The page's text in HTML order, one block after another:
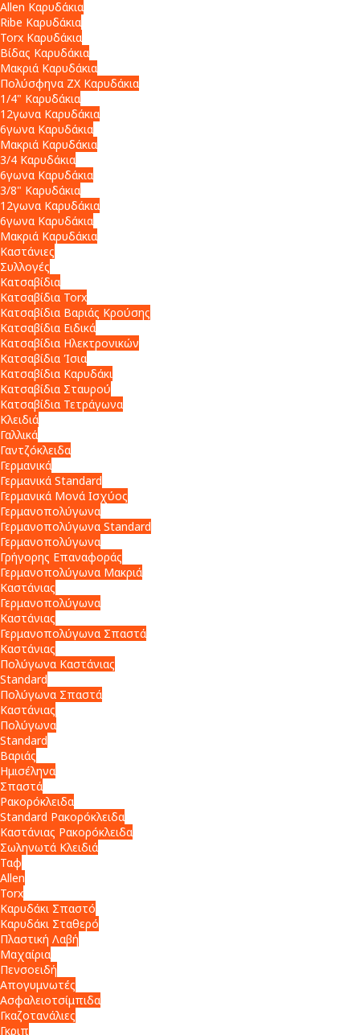
Allen Καρυδάκια
Ribe Καρυδάκια
Torx Καρυδάκια
Βίδας Καρυδάκια
Μακριά Καρυδάκια
Πολύσφηνα ZX Καρυδάκια
1/4" Καρυδάκια
12γωνα Καρυδάκια
6γωνα Καρυδάκια
Μακριά Καρυδάκια
3/4 Καρυδάκια
6γωνα Καρυδάκια
3/8" Καρυδάκια
12γωνα Καρυδάκια
6γωνα Καρυδάκια
Μακριά Καρυδάκια
Καστάνιες
Συλλογές
Κατσαβίδια
Κατσαβίδια Torx
Κατσαβίδια Βαριάς Κρούσης
Κατσαβίδια Ειδικά
Κατσαβίδια Ηλεκτρονικών
Κατσαβίδια Ίσια
Κατσαβίδια Καρυδάκι
Κατσαβίδια Σταυρού
Κατσαβίδια Τετράγωνα
Κλειδιά
Γαλλικά
Γαντζόκλειδα
Γερμανικά
Γερμανικά Standard
Γερμανικά Μονά Ισχύος
Γερμανοπολύγωνα
Γερμανοπολύγωνα Standard
Γερμανοπολύγωνα
Γρήγορης Επαναφοράς
Γερμανοπολύγωνα Μακριά
Καστάνιας
Γερμανοπολύγωνα
Καστάνιας
Γερμανοπολύγωνα Σπαστά
Καστάνιας
Πολύγωνα Καστάνιας
Standard
Πολύγωνα Σπαστά
Καστάνιας
Πολύγωνα
Standard
Βαριάς
Ημισέληνα
Σπαστά
Ρακορόκλειδα
Standard Ρακορόκλειδα
Καστάνιας Ρακορόκλειδα
Σωληνωτά Κλειδιά
Ταφ
Allen
Torx
Καρυδάκι Σπαστό
Καρυδάκι Σταθερό
Πλαστική Λαβή
Μαχαίρια
Πενσοειδή
Απογυμνωτές
Ασφαλειοτσίμπιδα
Γκαζοτανάλιες
Γκριπ